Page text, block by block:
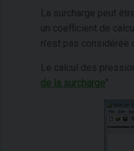
La surcharge peut
un coefficient de
n'est pas considérée
Le calcul des
de la surcharge".